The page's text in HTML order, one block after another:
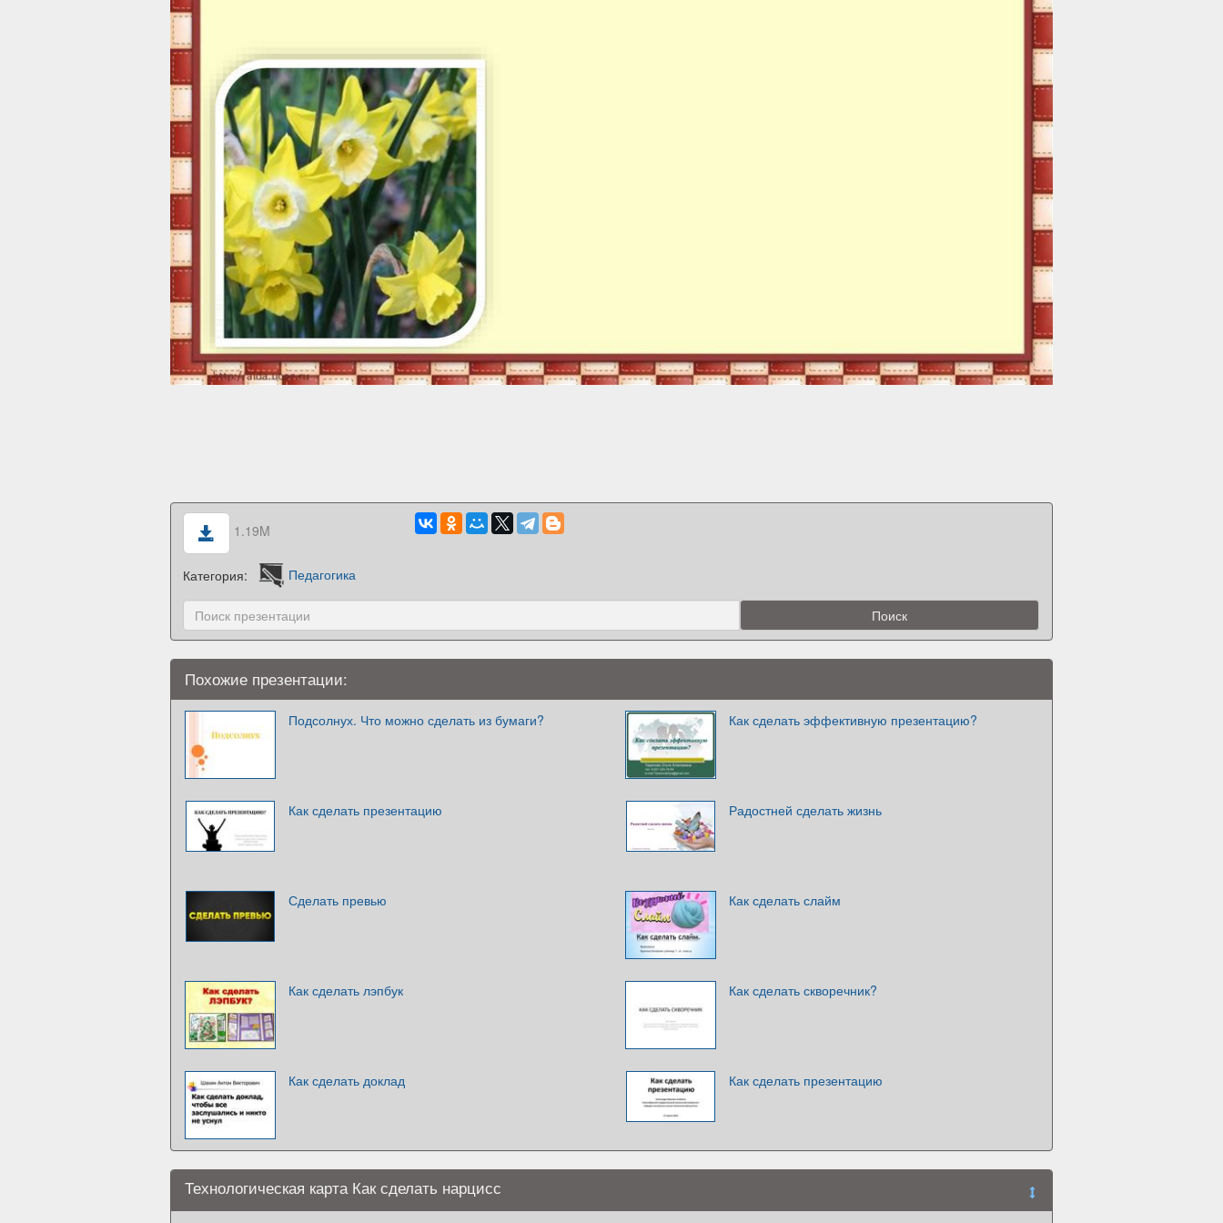
1.19M
Категория: Педагогика
Похожие презентации:
Подсолнух. Что можно сделать из бумаги? Как сделать эффективную презентацию?
Как сделать презентацию Радостней сделать жизнь
Сделать превью Как сделать слайм
Как сделать лэпбук Как сделать скворечник?
Как сделать доклад Как сделать презентацию
Технологическая карта Как сделать нарцисс